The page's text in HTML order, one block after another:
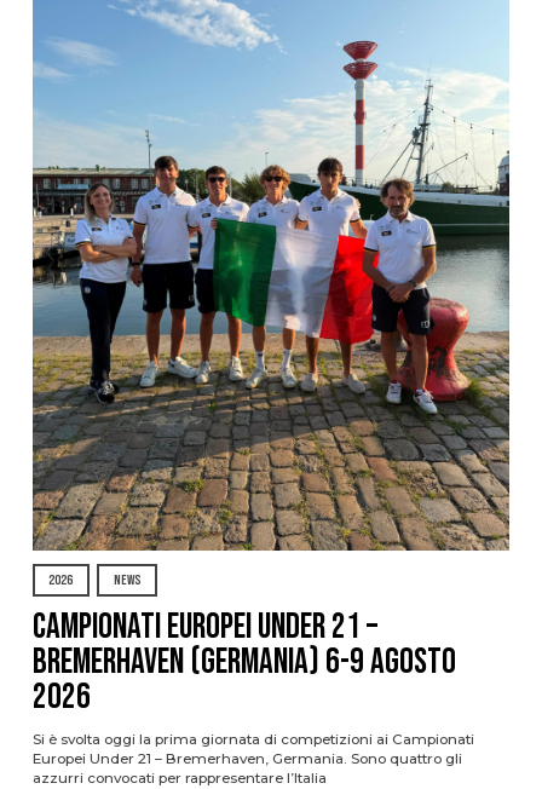
2026 NEWS
Campionati Europei Under 21 –
Bremerhaven (Germania) 6-9 agosto
2026
Si è svolta oggi la prima giornata di competizioni ai Campionati
Europei Under 21 – Bremerhaven, Germania. Sono quattro gli
azzurri convocati per rappresentare l’Italia